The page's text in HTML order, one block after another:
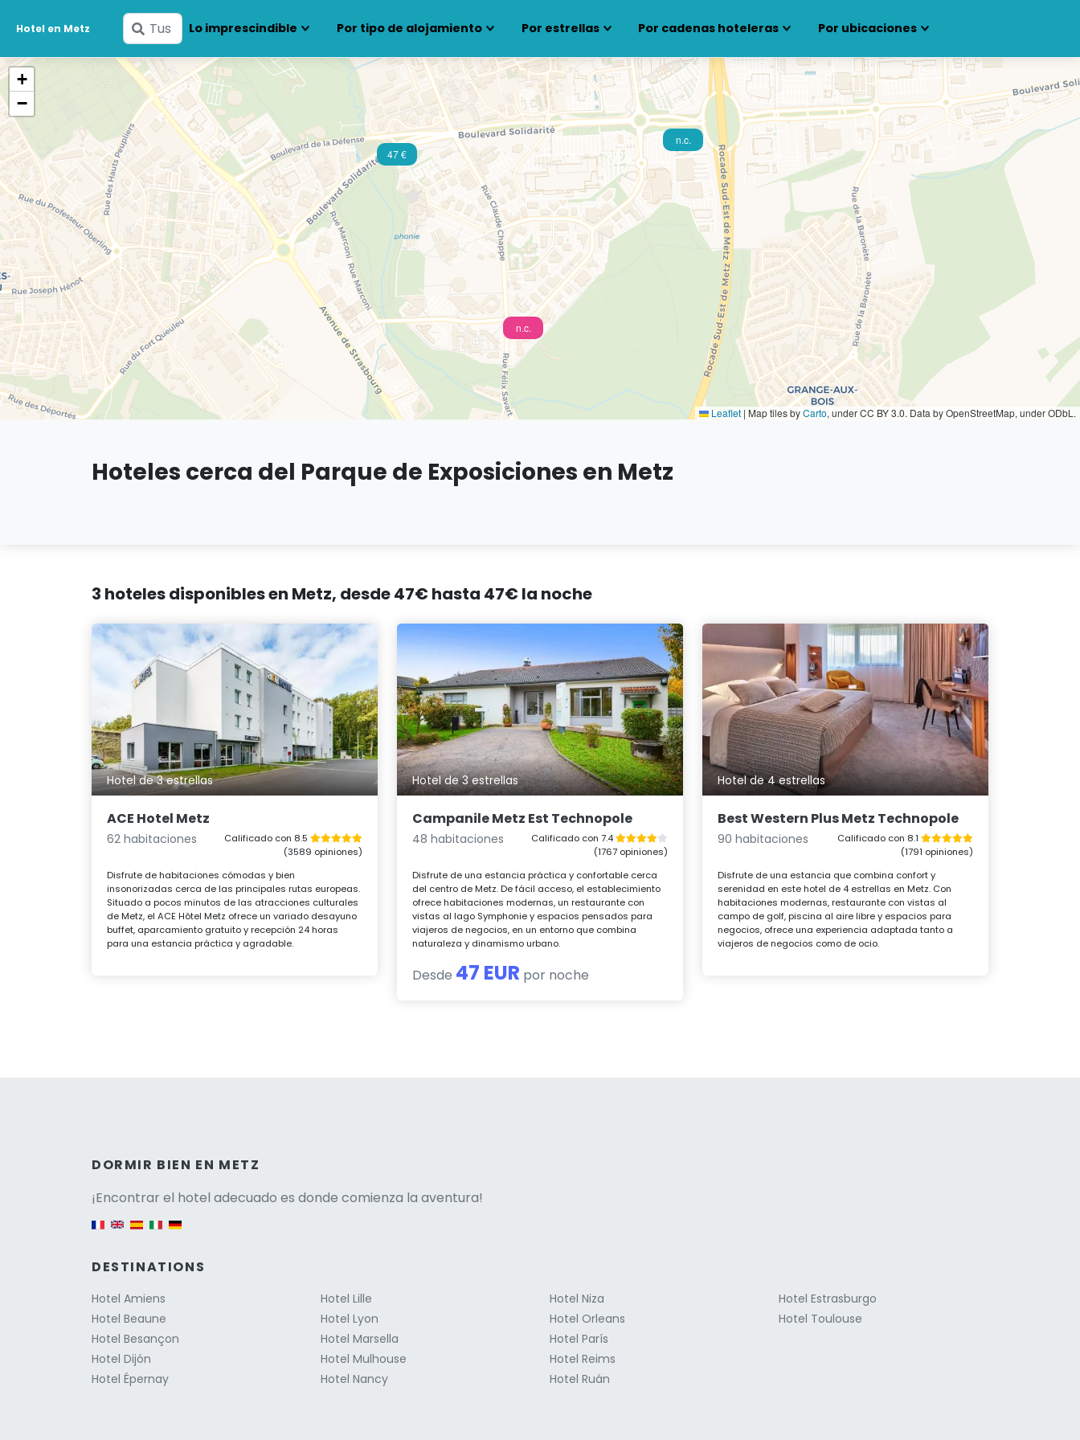
Hotel en Metz
Ingresa
tus
fechas
Lo imprescindible Por tipo de alojamiento Por estrellas Por cadenas hoteleras Por ubicaciones
n.c.
n.c.
47 €
+
−
Leaflet | Map tiles byCarto, under CC BY 3.0. Data by OpenStreetMap, under ODbL.
Hoteles cerca del Parque de Exposiciones en Metz
3 hoteles disponibles en Metz, desde 47€ hasta 47€ la noche
Hotel de 3 estrellas
ACE Hotel Metz
62 habitaciones
Calificado con 8.5
(3589 opiniones)
Disfrute de habitaciones cómodas y bien
insonorizadas cerca de las principales rutas europeas.
Situado a pocos minutos de las atracciones culturales
de Metz, el ACE Hôtel Metz ofrece un variado desayuno
buffet, aparcamiento gratuito y recepción 24 horas
para una estancia práctica y agradable.
Hotel de 3 estrellas
Campanile Metz Est Technopole
48 habitaciones
Calificado con 7.4
(1767 opiniones)
Disfrute de una estancia práctica y confortable cerca
del centro de Metz. De fácil acceso, el establecimiento
ofrece habitaciones modernas, un restaurante con
vistas al lago Symphonie y espacios pensados para
viajeros de negocios, en un entorno que combina
naturaleza y dinamismo urbano.
Desde 47 EUR por noche
Hotel de 4 estrellas
Best Western Plus Metz Technopole
90 habitaciones
Calificado con 8.1
(1791 opiniones)
Disfrute de una estancia que combina confort y
serenidad en este hotel de 4 estrellas en Metz. Con
habitaciones modernas, restaurante con vistas al
campo de golf, piscina al aire libre y espacios para
negocios, ofrece una experiencia adaptada tanto a
viajeros de negocios como de ocio.
DORMIR BIEN EN METZ
¡Encontrar el hotel adecuado es donde comienza la aventura!
Versione italiana
DESTINATIONS
Hotel Amiens
Hotel Beaune
Hotel Besançon
Hotel Dijón
Hotel Épernay
Hotel Lille
Hotel Lyon
Hotel Marsella
Hotel Mulhouse
Hotel Nancy
Hotel Niza
Hotel Orleans
Hotel París
Hotel Reims
Hotel Ruán
Hotel Estrasburgo
Hotel Toulouse